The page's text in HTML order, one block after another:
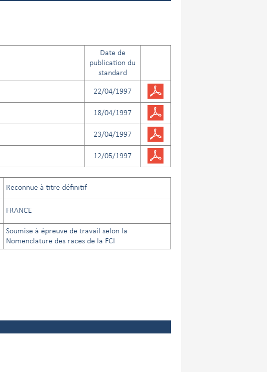
Date de
publication du
standard
22/04/1997
18/04/1997
23/04/1997
12/05/1997
Reconnue à titre définitif
FRANCE
Soumise à épreuve de travail selon la
Nomenclature des races de la FCI